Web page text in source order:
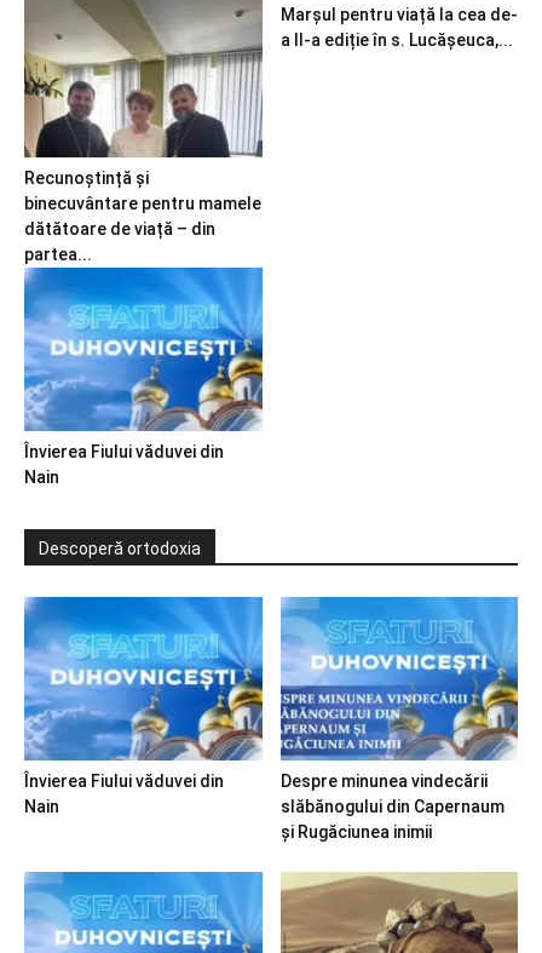
Recunoștință și
binecuvântare pentru mamele
dătătoare de viață – din
partea...
Marșul pentru viață la cea de-
a II-a ediție în s. Lucășeuca,...
Învierea Fiului văduvei din
Nain
Descoperă ortodoxia
Învierea Fiului văduvei din
Nain
Despre minunea vindecării
slăbănogului din Capernaum
și Rugăciunea inimii